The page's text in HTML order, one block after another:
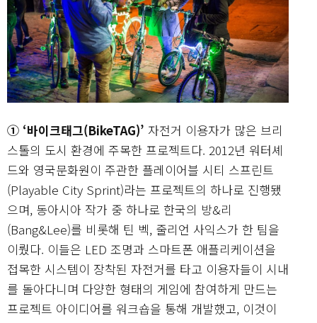
① ‘바이크태그(BikeTAG)’ 자전거 이용자가 많은 브리
스톨의 도시 환경에 주목한 프로젝트다. 2012년 워터셰
드와 영국문화원이 주관한 플레이어블 시티 스프린트
(Playable City Sprint)라는 프로젝트의 하나로 진행됐
으며, 동아시아 작가 중 하나로 한국의 방&리
(Bang&Lee)를 비롯해 틴 벡, 줄리언 사익스가 한 팀을
이뤘다. 이들은 LED 조명과 스마트폰 애플리케이션을
접목한 시스템이 장착된 자전거를 타고 이용자들이 시내
를 돌아다니며 다양한 형태의 게임에 참여하게 만드는
프로젝트 아이디어를 워크숍을 통해 개발했고, 이것이